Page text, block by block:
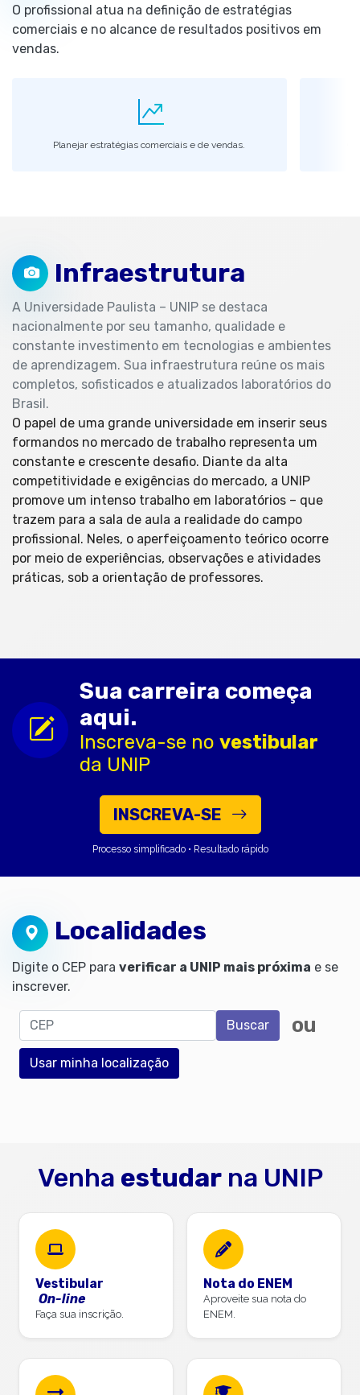
O profissional atua na definição de estratégias
comerciais e no alcance de resultados positivos em
vendas.
Planejar estratégias comerciais e de vendas.
Infraestrutura
A Universidade Paulista – UNIP se destaca
nacionalmente por seu tamanho, qualidade e
constante investimento em tecnologias e ambientes
de aprendizagem. Sua infraestrutura reúne os mais
completos, sofisticados e atualizados laboratórios do
Brasil.
O papel de uma grande universidade em inserir seus
formandos no mercado de trabalho representa um
constante e crescente desafio. Diante da alta
competitividade e exigências do mercado, a UNIP
promove um intenso trabalho em laboratórios – que
trazem para a sala de aula a realidade do campo
profissional. Neles, o aperfeiçoamento teórico ocorre
por meio de experiências, observações e atividades
práticas, sob a orientação de professores.
Sua carreira começa
aqui.
Inscreva-se no vestibular
da UNIP
INSCREVA-SE
Processo simplificado • Resultado rápido
Localidades
Digite o CEP para verificar a UNIP mais próxima e se
inscrever.
CEP Buscar ou
Usar minha localização
Venha estudarna UNIP
Vestibular
On-line
Faça sua inscrição.
Nota do ENEM
Aproveite sua nota do
ENEM.